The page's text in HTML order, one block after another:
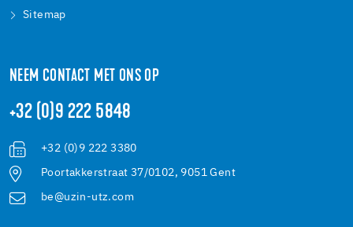
Sitemap
NEEM CONTACT MET ONS OP
+32 (0)9 222 5848
+32 (0)9 222 3380
Poortakkerstraat 37/0102, 9051 Gent
be@uzin-utz.com